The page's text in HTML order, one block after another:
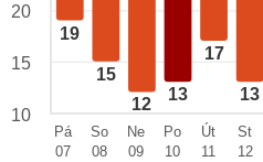
19
15
12
13
17
13
20
15
10
Pá
07
So
08
Ne
09
Po
10
Út
11
St
12